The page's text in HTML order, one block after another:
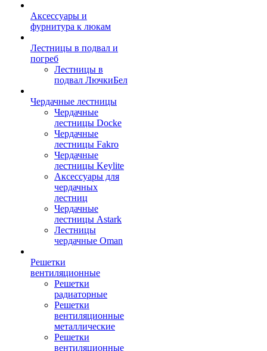
Аксессуары и
фурнитура к люкам
Лестницы в подвал и
погреб
Лестницы в
подвал ЛючкиБел
Чердачные лестницы
Чердачные
лестницы Docke
Чердачные
лестницы Fakro
Чердачные
лестницы Keylite
Аксессуары для
чердачных
лестниц
Чердачные
лестницы Astark
Лестницы
чердачные Oman
Решетки
вентиляционные
Решетки
радиаторные
Решетки
вентиляционные
металлические
Решетки
вентиляционные